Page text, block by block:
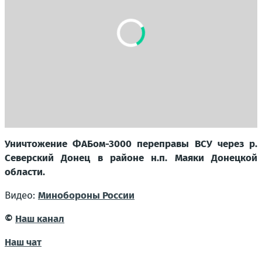
Уничтожение ФАБом-3000 переправы ВСУ через р.
Северский Донец в районе н.п. Маяки Донецкой
области.
Видео: Минобороны России
© Наш канал
Наш чат